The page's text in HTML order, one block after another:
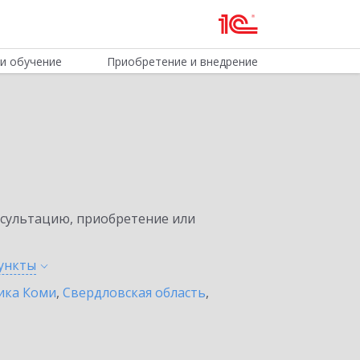
обучение Приобретение и внедрение
приобретение или
Коми, Свердловская область,